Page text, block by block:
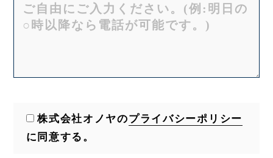
株式会社オノヤのプライバシーポリシー
に同意する。